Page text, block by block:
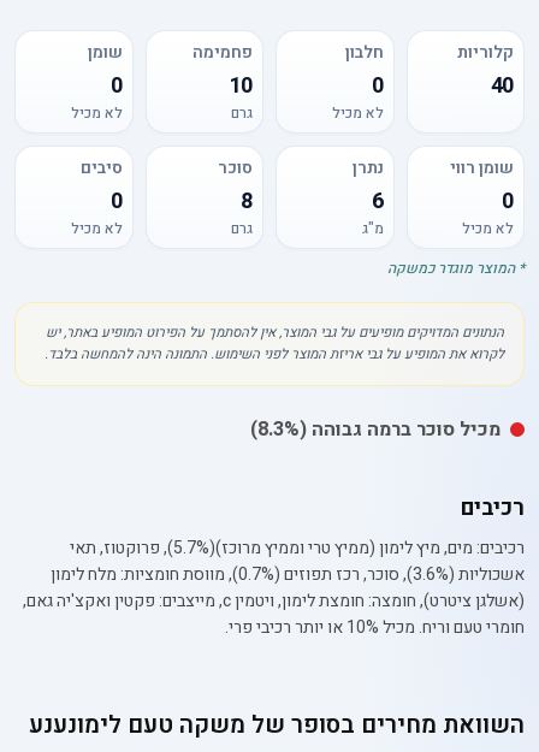
קלוריות
40
חלבון
0
לא מכיל
פחמימה
10
גרם
שומן
0
לא מכיל
שומן רווי
0
לא מכיל
נתרן
6
מ"ג
סוכר
8
גרם
סיבים
0
לא מכיל
* המוצר מוגדר כמשקה
הנתונים המדויקים מופיעים על גבי המוצר, אין להסתמך על הפירוט המופיע באתר, יש
לקרוא את המופיע על גבי אריזת המוצר לפני השימוש. התמונה הינה להמחשה בלבד.
מכיל סוכר ברמה גבוהה (8.3%)
רכיבים
רכיבים: מים, מיץ לימון (ממיץ טרי וממיץ מרוכז)(5.7%), פרוקטוז, תאי
אשכוליות (3.6%), סוכר, רכז תפוזים (0.7%), מווסת חומציות: מלח לימון
(אשלגן ציטרט), חומצה: חומצת לימון, ויטמין c, מייצבים: פקטין ואקצ'יה גאם,
חומרי טעם וריח. מכיל 10% או יותר רכיבי פרי.
השוואת מחירים בסופר של משקה טעם לימונענע